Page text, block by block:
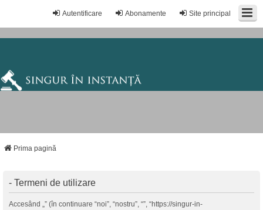
Site principal
Abonamente
Autentificare
Prima pagină
- Termeni de utilizare
Accesând „” (în continuare “noi”, “nostru”, “”, “https://singur-in-